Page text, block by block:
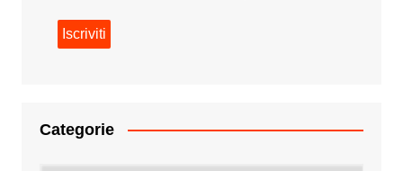
Categorie